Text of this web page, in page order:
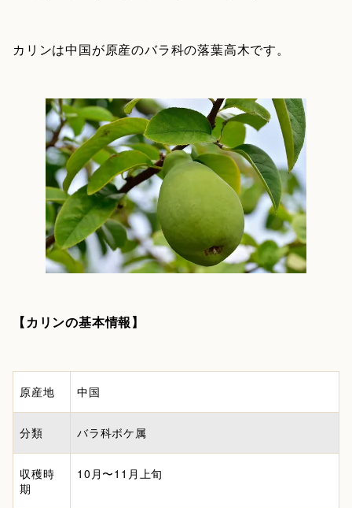
カリンは中国が原産のバラ科の落葉高木です。
【カリンの基本情報】
原産地 中国
分類 バラ科ボケ属
収穫時
期
10月〜11月上旬